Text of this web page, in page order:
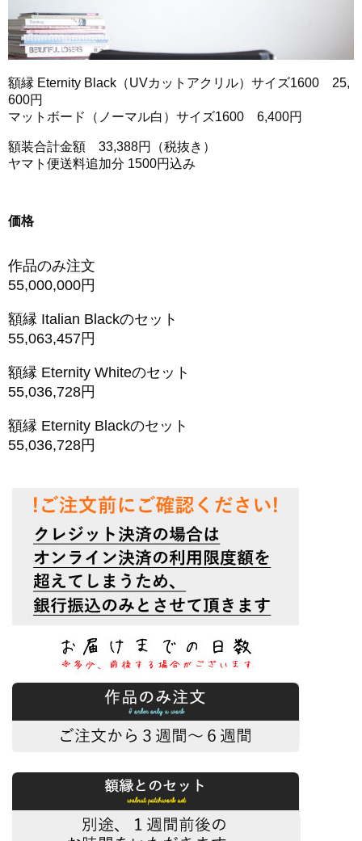
額縁 Eternity Black（UVカットアクリル）サイズ1600 25,
600円
マットボード（ノーマル白）サイズ1600 6,400円
額装合計金額 33,388円（税抜き）
ヤマト便送料追加分 1500円込み
価格
作品のみ注文
55,000,000円
額縁 Italian Blackのセット
55,063,457円
額縁 Eternity Whiteのセット
55,036,728円
額縁 Eternity Blackのセット
55,036,728円